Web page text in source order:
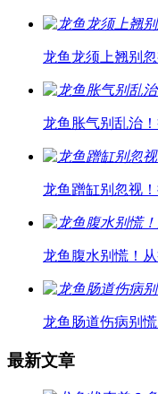
龙鱼龙须上翘别
龙鱼胀气别乱治
龙鱼蹭缸别忽视
龙鱼腹水别慌！
龙鱼肠道伤病别
最新文章